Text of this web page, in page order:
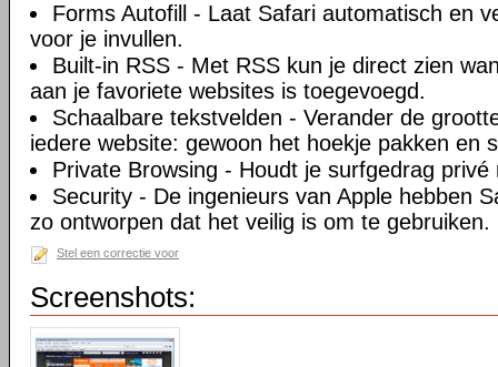
Forms Autofill - Laat Safari automatisch en
voor je invullen.
Built-in RSS - Met RSS kun je direct zien
aan je favoriete websites is toegevoegd.
Schaalbare tekstvelden - Verander de
iedere website: gewoon het hoekje pakken en
Private Browsing - Houdt je surfgedrag
Security - De ingenieurs van Apple hebben
zo ontworpen dat het veilig is om te gebruiken.
Stel een correctie voor
Screenshots: